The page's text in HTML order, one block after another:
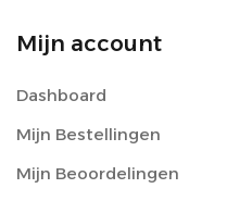
Mijn account
Dashboard
Mijn Bestellingen
Mijn Beoordelingen